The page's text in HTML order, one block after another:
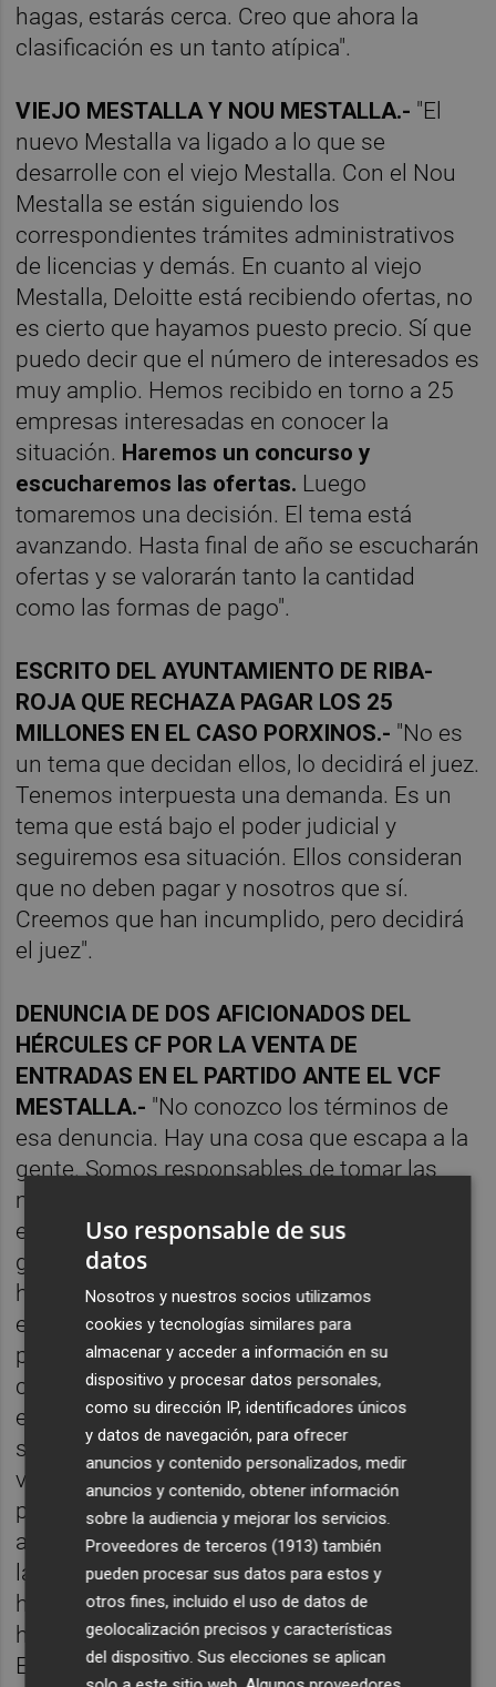
hagas, estarás cerca. Creo que ahora la
clasificación es un tanto atípica".
VIEJO MESTALLA Y NOU MESTALLA.- "El
nuevo Mestalla va ligado a lo que se
desarrolle con el viejo Mestalla. Con el Nou
Mestalla se están siguiendo los
correspondientes trámites administrativos
de licencias y demás. En cuanto al viejo
Mestalla, Deloitte está recibiendo ofertas, no
es cierto que hayamos puesto precio. Sí que
puedo decir que el número de interesados es
muy amplio. Hemos recibido en torno a 25
empresas interesadas en conocer la
situación. Haremos un concurso y
escucharemos las ofertas. Luego
tomaremos una decisión. El tema está
avanzando. Hasta final de año se escucharán
ofertas y se valorarán tanto la cantidad
como las formas de pago".
ESCRITO DEL AYUNTAMIENTO DE RIBA-
ROJA QUE RECHAZA PAGAR LOS 25
MILLONES EN EL CASO PORXINOS.- "No es
un tema que decidan ellos, lo decidirá el juez.
Tenemos interpuesta una demanda. Es un
tema que está bajo el poder judicial y
seguiremos esa situación. Ellos consideran
que no deben pagar y nosotros que sí.
Creemos que han incumplido, pero decidirá
el juez".
DENUNCIA DE DOS AFICIONADOS DEL
HÉRCULES CF POR LA VENTA DE
ENTRADAS EN EL PARTIDO ANTE EL VCF
MESTALLA.- "No conozco los términos de
esa denuncia. Hay una cosa que escapa a la
gente. Somos responsables de tomar las
medidas adecuadas para evitar la violencia
en los estadios. Eso es algo importante y
grave. En cuanto a su partido, como se hace
habitualmente, se reparte un número de
entradas cuando las pedimos. El Hércules
pidió 500 y le dimos el 25% de nuestra
capacidad. No teníamos voluntad de que no
entraran, podíamos haber dado el 5%. Ellos
son los responsables de no hacer que no
vengan a las taquillas, porque se genera un
problema de seguridad. Ya había habido
antecedentes. Sabían que no debían venir a
las taquillas. Es algo lógico. Si no
hubiéramos querido que vengan,
hubiéramos entregado 75 y no 325.
Evitamos el descontrol. Si hubieran habido
Uso responsable de sus
datos
Nosotros y nuestros socios utilizamos
cookies y tecnologías similares para
almacenar y acceder a información en su
dispositivo y procesar datos personales,
como su dirección IP, identificadores únicos
y datos de navegación, para ofrecer
anuncios y contenido personalizados, medir
anuncios y contenido, obtener información
sobre la audiencia y mejorar los servicios.
Proveedores de terceros (1913) también
pueden procesar sus datos para estos y
otros fines, incluido el uso de datos de
geolocalización precisos y características
del dispositivo. Sus elecciones se aplican